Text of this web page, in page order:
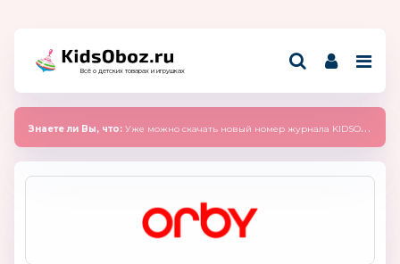
Всё о детских товарах и игрушках
Знаете ли Вы, что: Уже можно скачать новый номер журнала KIDSOBOZ 2025 (сентябрь)